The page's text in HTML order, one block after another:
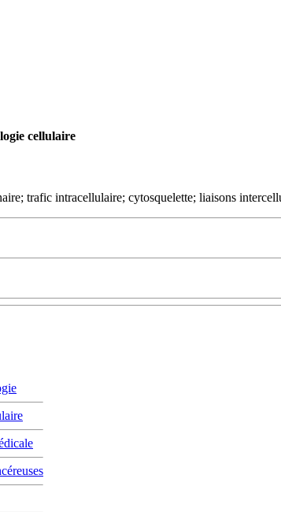
cellulaire
trafic intracellulaire; cytosquelette; liaisons